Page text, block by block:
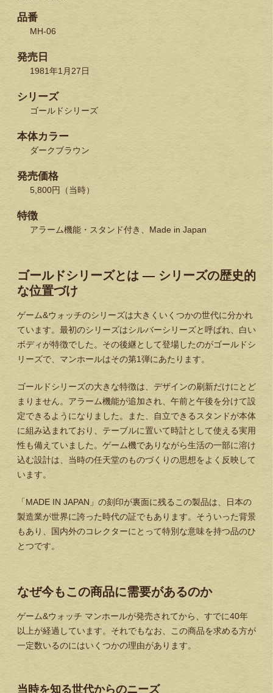
品番
MH-06
発売日
1981年1月27日
シリーズ
ゴールドシリーズ
本体カラー
ダークブラウン
発売価格
5,800円（当時）
特徴
アラーム機能・スタンド付き、Made in Japan
ゴールドシリーズとは — シリーズの歴史的
な位置づけ
ゲーム&ウォッチのシリーズは大きくいくつかの世代に分かれ
ています。最初のシリーズはシルバーシリーズと呼ばれ、白い
ボディが特徴でした。その後継として登場したのがゴールドシ
リーズで、マンホールはその第1弾にあたります。
ゴールドシリーズの大きな特徴は、デザインの刷新だけにとど
まりません。アラーム機能が追加され、午前と午後を分けて設
定できるようになりました。また、自立できるスタンドが本体
に組み込まれており、テーブルに置いて時計として使える実用
性も備えていました。ゲーム機でありながら生活の一部に溶け
込む設計は、当時の任天堂のものづくりの思想をよく反映して
います。
「MADE IN JAPAN」の刻印が裏面に残るこの製品は、日本の
製造業が世界に誇った時代の証でもあります。そういった背景
もあり、国内外のコレクターにとって特別な意味を持つ品のひ
とつです。
なぜ今もこの商品に需要があるのか
ゲーム&ウォッチ マンホールが発売されてから、すでに40年
以上が経過しています。それでもなお、この商品を求める方が
一定数いるのにはいくつかの理由があります。
当時を知る世代からのニーズ